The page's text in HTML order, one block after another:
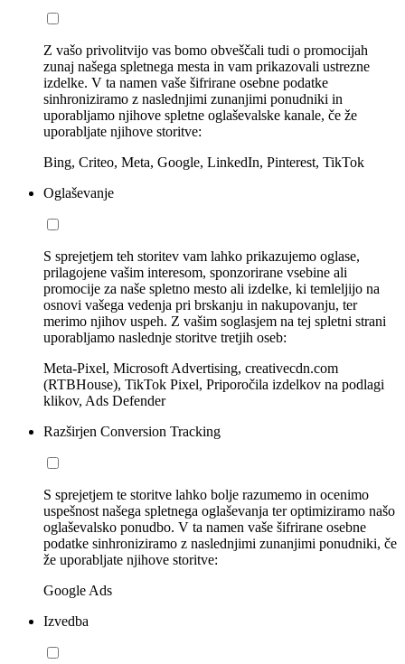
Z vašo privolitvijo vas bomo obveščali tudi o promocijah
zunaj našega spletnega mesta in vam prikazovali ustrezne
izdelke. V ta namen vaše šifrirane osebne podatke
sinhroniziramo z naslednjimi zunanjimi ponudniki in
uporabljamo njihove spletne oglaševalske kanale, če že
uporabljate njihove storitve:
Bing, Criteo, Meta, Google, LinkedIn, Pinterest, TikTok
Oglaševanje
S sprejetjem teh storitev vam lahko prikazujemo oglase,
prilagojene vašim interesom, sponzorirane vsebine ali
promocije za naše spletno mesto ali izdelke, ki temleljijo na
osnovi vašega vedenja pri brskanju in nakupovanju, ter
merimo njihov uspeh. Z vašim soglasjem na tej spletni strani
uporabljamo naslednje storitve tretjih oseb:
Meta-Pixel, Microsoft Advertising, creativecdn.com
(RTBHouse), TikTok Pixel, Priporočila izdelkov na podlagi
klikov, Ads Defender
Razširjen Conversion Tracking
S sprejetjem te storitve lahko bolje razumemo in ocenimo
uspešnost našega spletnega oglaševanja ter optimiziramo našo
oglaševalsko ponudbo. V ta namen vaše šifrirane osebne
podatke sinhroniziramo z naslednjimi zunanjimi ponudniki, če
že uporabljate njihove storitve:
Google Ads
Izvedba